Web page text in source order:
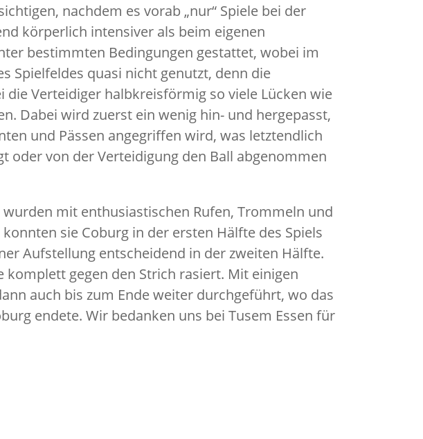
nachdem es vorab „nur“ Spiele bei der
körperlich intensiver als beim eigenen
bestimmten Bedingungen gestattet, wobei im
Spielfeldes quasi nicht genutzt, denn die
Verteidiger halbkreisförmig so viele Lücken wie
Dabei wird zuerst ein wenig hin- und hergepasst,
und Pässen angegriffen wird, was letztendlich
oder von der Verteidigung den Ball abgenommen
mit enthusiastischen Rufen, Trommeln und
sie Coburg in der ersten Hälfte des Spiels
Aufstellung entscheidend in der zweiten Hälfte.
gegen den Strich rasiert. Mit einigen
auch bis zum Ende weiter durchgeführt, wo das
endete. Wir bedanken uns bei Tusem Essen für